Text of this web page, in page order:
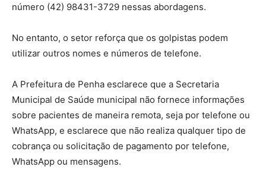
número (42) 98431-3729 nessas abordagens.
No entanto, o setor reforça que os golpistas podem
utilizar outros nomes e números de telefone.
A Prefeitura de Penha esclarece que a Secretaria
Municipal de Saúde municipal não fornece informações
sobre pacientes de maneira remota, seja por telefone ou
WhatsApp, e esclarece que não realiza qualquer tipo de
cobrança ou solicitação de pagamento por telefone,
WhatsApp ou mensagens.